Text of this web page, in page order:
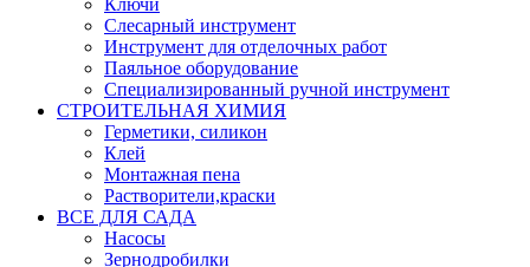
Ключи
Слесарный инструмент
Инструмент для отделочных работ
Паяльное оборудование
Специализированный ручной инструмент
СТРОИТЕЛЬНАЯ ХИМИЯ
Герметики, силикон
Клей
Монтажная пена
Растворители,краски
ВСЕ ДЛЯ САДА
Насосы
Зернодробилки